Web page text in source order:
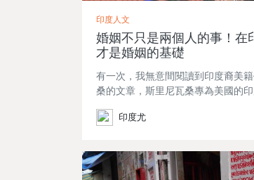
印度人文
婚姻不只是兩個人的事！在
才是婚姻的基礎
有一次，我無意間閱讀到印度裔美
桑的文章，斯里尼瓦桑專為美國的
印度尤